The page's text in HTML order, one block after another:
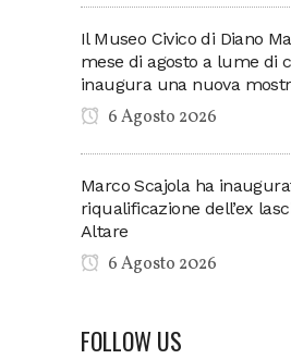
Il Museo Civico di Diano
mese di agosto a lume di
inaugura una nuova
6 Agosto 2026
Marco Scajola ha
riqualificazione dell’ex
Altare
6 Agosto 2026
FOLLOW US